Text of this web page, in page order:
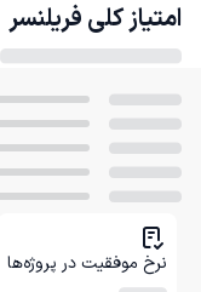
امتیاز کلی فریلنسر
نرخ موفقیت در پروژه‌ها